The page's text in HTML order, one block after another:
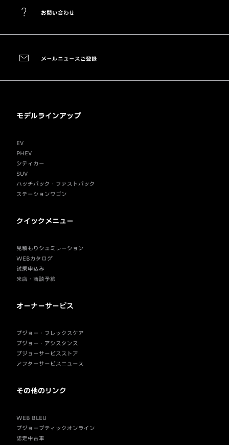
お問い合わせ
メールニュースご登録
モデルラインアップ
EV
PHEV
シティカー
SUV
ハッチバック・ファストバック
ステーションワゴン
クイックメニュー
見積もりシュミレーション
WEBカタログ
試乗申込み
来店・商談予約
オーナーサービス
プジョー・フレックスケア
プジョー・アシスタンス
プジョーサービスストア
アフターサービスニュース
その他のリンク
WEB BLEU
プジョーブティックオンライン
認定中古車